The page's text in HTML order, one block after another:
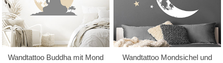
Wandtattoo Buddha mit Mond
Wandtattoo Mondsichel und